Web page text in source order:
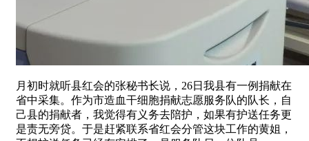
月初时就听县红会的张秘书长说，26日我县有一例捐献在
省中采集。作为市造血干细胞捐献志愿服务队的队长，自
己县的捐献者，我觉得有义务去陪护，如果有护送任务更
是责无旁贷。于是赶紧联系省红会分管这块工作的黄姐，